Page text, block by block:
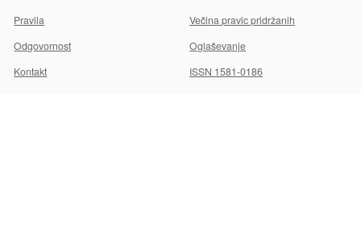
Pravila
Večina pravic pridržanih
Odgovornost
Oglaševanje
Kontakt
ISSN 1581-0186